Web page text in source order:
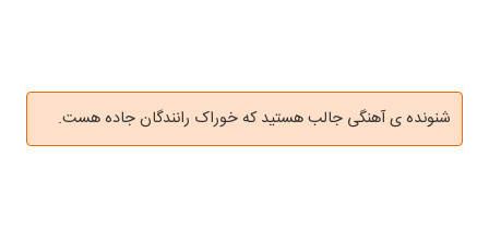
شنونده ی آهنگی جالب هستید که خوراک رانندگان جاده هست.